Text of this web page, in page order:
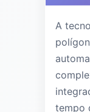
A
tempo